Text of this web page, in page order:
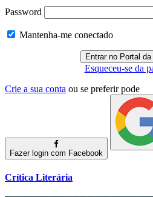
Password
Mantenha-me conectado
Esqueceu-se da
Crie a sua conta ou se preferir pode
Fazer login com Facebook
Crítica Literária